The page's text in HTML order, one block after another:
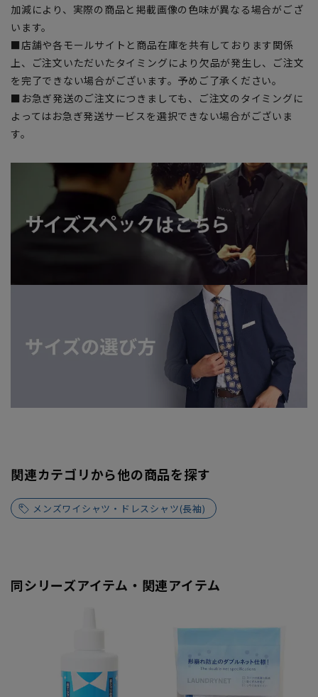
加減により、実際の商品と掲載画像の色味が異なる場合がござ
います。
■店舗や各モールサイトと商品在庫を共有しております関係
上、ご注文いただいたタイミングにより欠品が発生し、ご注文
を完了できない場合がございます。予めご了承ください。
■お急ぎ発送のご注文につきましても、ご注文のタイミングに
よってはお急ぎ発送サービスを選択できない場合がございま
す。
関連カテゴリから他の商品を探す
メンズワイシャツ・ドレスシャツ(長袖)
同シリーズアイテム・関連アイテム